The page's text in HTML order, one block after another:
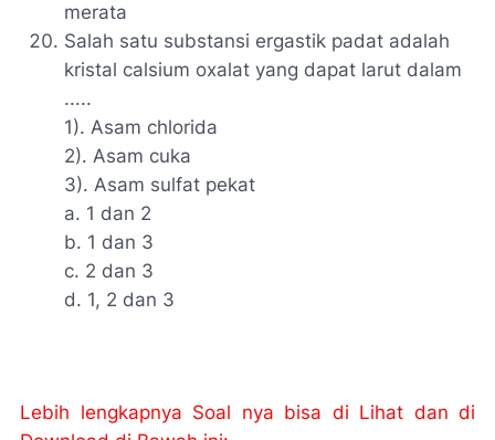
merata
Salah satu substansi ergastik padat adalah
kristal calsium oxalat yang dapat larut dalam
.....
1). Asam chlorida
2). Asam cuka
3). Asam sulfat pekat
a. 1 dan 2
b. 1 dan 3
c. 2 dan 3
d. 1, 2 dan 3
Lebih lengkapnya Soal nya bisa di Lihat dan di